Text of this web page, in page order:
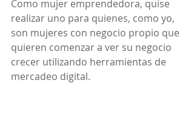
Como mujer emprendedora, quise
realizar uno para quienes, como yo,
son mujeres con negocio propio que
quieren comenzar a ver su negocio
crecer utilizando herramientas de
mercadeo digital.